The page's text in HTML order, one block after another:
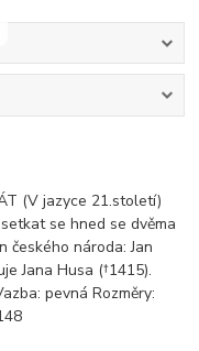
(V jazyce 21.století)
se hned se dvěma
českého národa: Jan
Jana Husa (†1415).
pevná Rozměry: